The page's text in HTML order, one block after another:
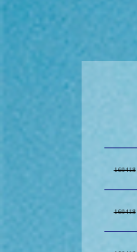
160418
160418